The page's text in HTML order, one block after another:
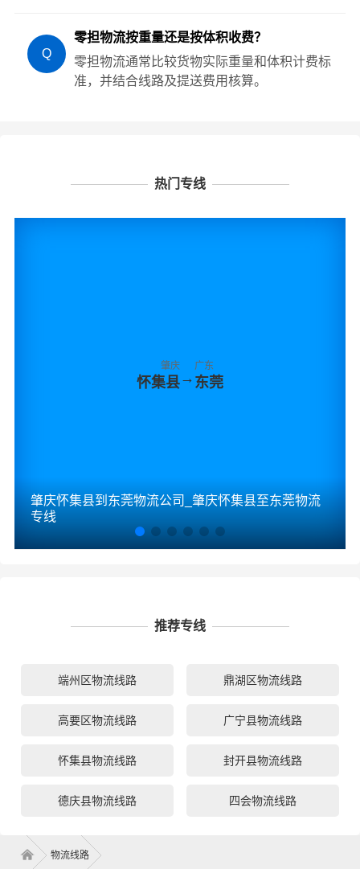
Q
零担物流按重量还是按体积收费？
零担物流通常比较货物实际重量和体积计费标
准，并结合线路及提送费用核算。
热门专线
肇庆
怀集县→
广东
东莞
肇庆怀集县到东莞物流公司_肇庆怀集县至东莞物流
专线
推荐专线
端州区物流线路 鼎湖区物流线路
高要区物流线路 广宁县物流线路
怀集县物流线路 封开县物流线路
德庆县物流线路 四会物流线路
物流线路